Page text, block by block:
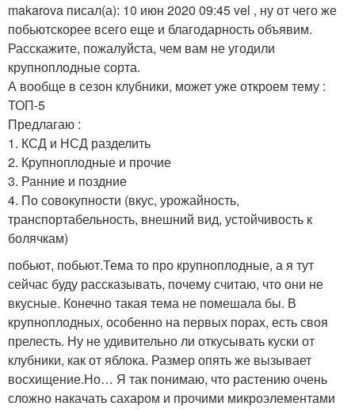
makarova писал(а): 10 июн 2020 09:45vel , ну от чего же
побьютскорее всего еще и благодарность объявим.
Расскажите, пожалуйста, чем вам не угодили
крупноплодные сорта.
А вообще в сезон клубники, может уже откроем тему :
ТОП-5
Предлагаю :
1. КСД и НСД разделить
2. Крупноплодные и прочие
3. Ранние и поздние
4. По совокупности (вкус, урожайность,
транспортабельность, внешний вид, устойчивость к
болячкам)
побьют, побьют.Тема то про крупноплодные, а я тут
сейчас буду рассказывать, почему считаю, что они не
вкусные. Конечно такая тема не помешала бы. В
крупноплодных, особенно на первых порах, есть своя
прелесть. Ну не удивительно ли откусывать куски от
клубники, как от яблока. Размер опять же вызывает
восхищение.Но… Я так понимаю, что растению очень
сложно накачать сахаром и прочими микроэлементами